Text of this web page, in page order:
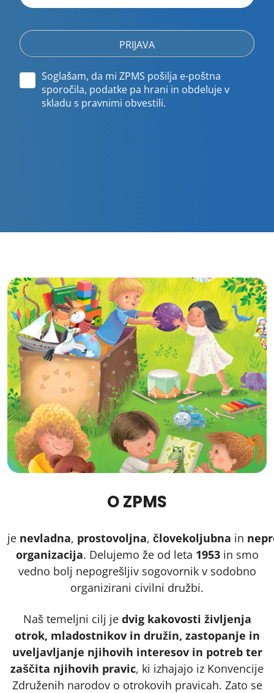
Soglašam, da mi ZPMS pošilja e-poštna
sporočila, podatke pa hrani in obdeluje v
skladu s pravnimi obvestili.
O ZPMS
je nevladna, prostovoljna, človekoljubna in
organizacija. Delujemo že od leta 1953 in smo
vedno bolj nepogrešljiv sogovornik v sodobno
organizirani civilni družbi.
Naš temeljni cilj jedvig kakovosti življenja
otrok, mladostnikov in družin, zastopanje in
uveljavljanje njihovih interesov in potreb ter
zaščita njihovih pravic, ki izhajajo iz Konvencije
Združenih narodov o otrokovih pravicah. Zato se